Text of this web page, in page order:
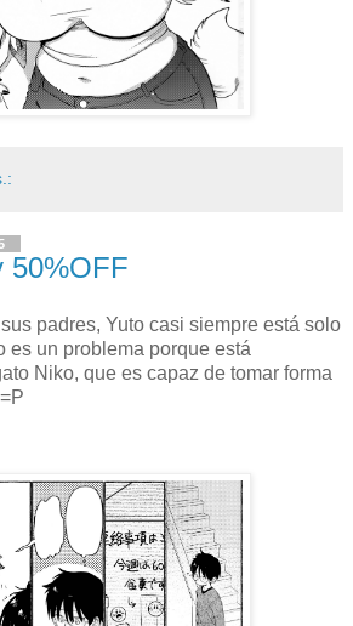
50%OFF
padres, Yuto casi siempre está solo
es un problema porque está
Niko, que es capaz de tomar forma